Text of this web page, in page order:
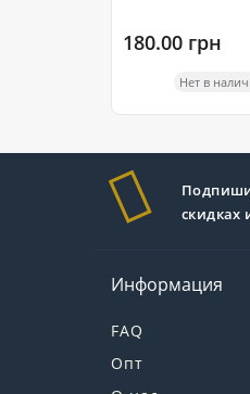
180.00 грн
Нет в
скидках
Информация
FAQ
Опт